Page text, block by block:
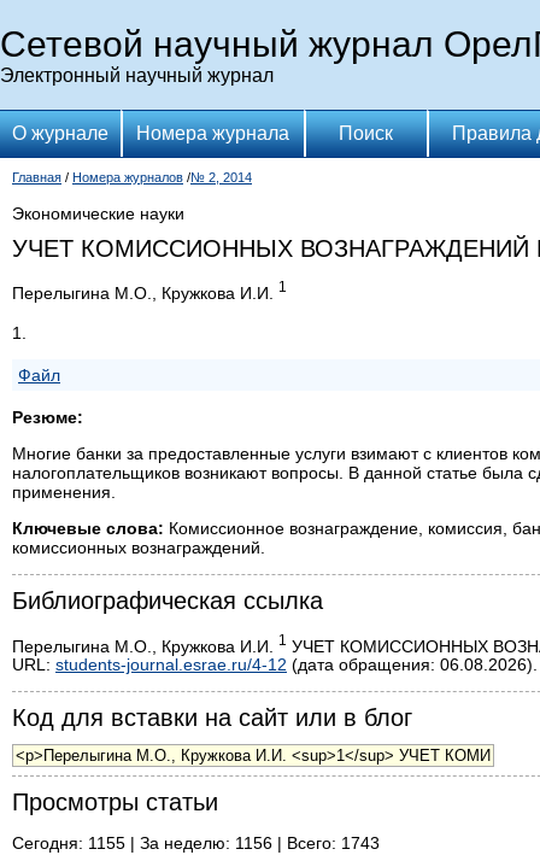
Сетевой научный журнал
Электронный научный журнал
О журнале Номера журнала Поиск Правила
Главная / Номера журналов /№ 2, 2014
Экономические науки
УЧЕТ КОМИССИОННЫХ ВОЗНАГРАЖДЕНИЙ
Перелыгина М.О., Кружкова И.И. 1
1.
Файл
Резюме:
Многие банки за предоставленные услуги взимают с клиентов
налогоплательщиков возникают вопросы. В данной статье
применения.
Ключевые слова: Комиссионное вознаграждение, комиссия,
комиссионных вознаграждений.
Библиографическая ссылка
Перелыгина М.О., Кружкова И.И. 1 УЧЕТ КОМИССИОННЫХ
URL: students-journal.esrae.ru/4-12 (дата обращения: 06.08.2026).
Код для вставки на сайт или в блог
Просмотры статьи
Сегодня: 1155 | За неделю: 1156 | Всего: 1743